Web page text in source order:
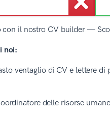
con il nostro CV builder —
noi:
ventaglio di CV e lettere
delle risorse